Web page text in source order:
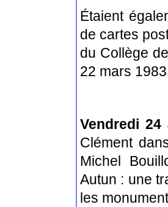
Étaient
de cartes
du Collège
22 mars
Vendredi
Clément
Michel
Autun : une
les